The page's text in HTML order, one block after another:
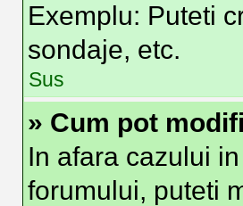
Exemplu: Puteti
sondaje, etc.
Sus
» Cum pot
In afara cazului
forumului, puteti